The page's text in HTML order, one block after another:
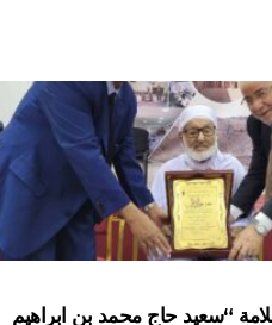
“سعيد حاج محمد بن ابراهيم